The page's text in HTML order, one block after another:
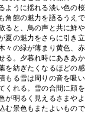
ように揺れる淡い色の桜
角館の魅力を語るうえで
ると、鳥の声と共に鮮や
夏の魅力をさらに引き立
々の緑が薄まり黄色、赤
る。夕暮れ時にあきあか
を紡ぎたくなるほどの感
もる雪は周りの音を吸い
くれる。雪の合間に顔を
が明るく見えるさまやよ
む景色もまたよいもので